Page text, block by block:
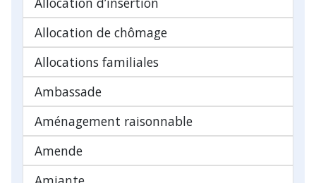
Allocation de chômage
Allocations familiales
Ambassade
Aménagement raisonnable
Amende